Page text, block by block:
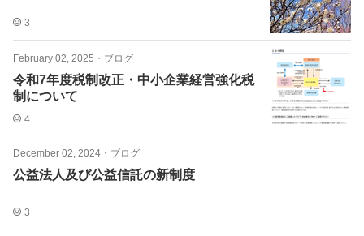
3
February 02, 2025 ・ ブログ
令和7年度税制改正・中小企業経営強化税
制について
4
December 02, 2024 ・ ブログ
公益法人及び公益信託の新制度
3